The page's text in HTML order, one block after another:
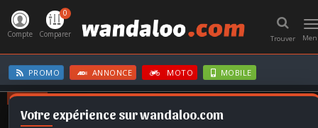
Votre expérience sur wandaloo.com
Trouver
Compte
0
Comparer
PROMO ANNONCE MOTO MOBILE
OFFRES